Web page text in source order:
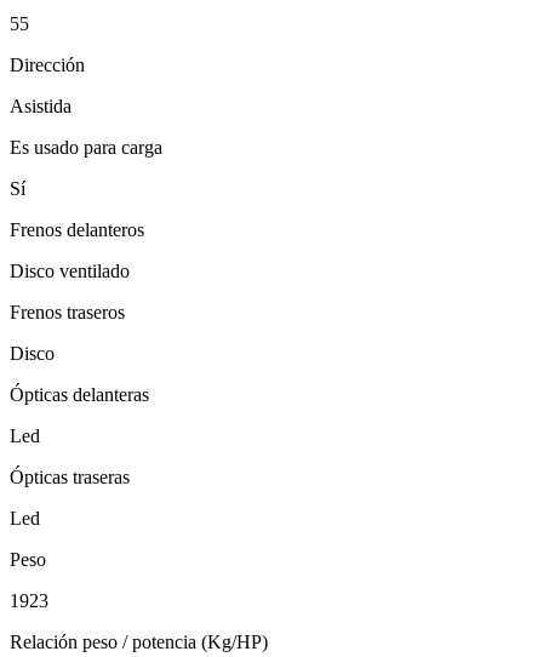
55
Dirección
Asistida
Es usado para carga
Sí
Frenos delanteros
Disco ventilado
Frenos traseros
Disco
Ópticas delanteras
Led
Ópticas traseras
Led
Peso
1923
Relación peso / potencia (Kg/HP)